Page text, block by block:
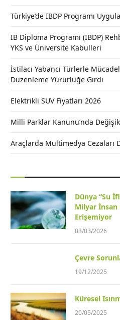
Türkiye’de IBDP Programı
IB Diploma Programı (IBDP)
YKS ve Üniversite Kabulleri
İstilacı Yabancı Türlerle
Düzenleme Yürürlüğe Girdi
Elektrikli SUV Fiyatları 2026
Milli Parklar Kanunu’nda
Araçlarda Multimedya Cezaları
Dünya “Su
Milyar İnsan
Erişemiyor
03/03/2026
Çevre
19/12/2025
Küresel
20/05/2025